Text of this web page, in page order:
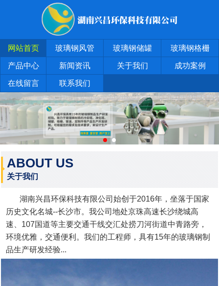
网站首页 玻璃钢风管 玻璃钢储罐 玻璃钢格栅
产品中心 新闻资讯 关于我们 成功案例
在线留言 联系我们
ABOUT US
关于我们
湖南兴昌环保科技有限公司始创于2016年，坐落于国家
历史文化名城--长沙市。我公司地处京珠高速长沙绕城高
速、107国道等主要交通干线交汇处捞刀河街道中青路旁，
环境优雅，交通便利。我们的工程师，具有15年的玻璃钢制
品生产研发经验...